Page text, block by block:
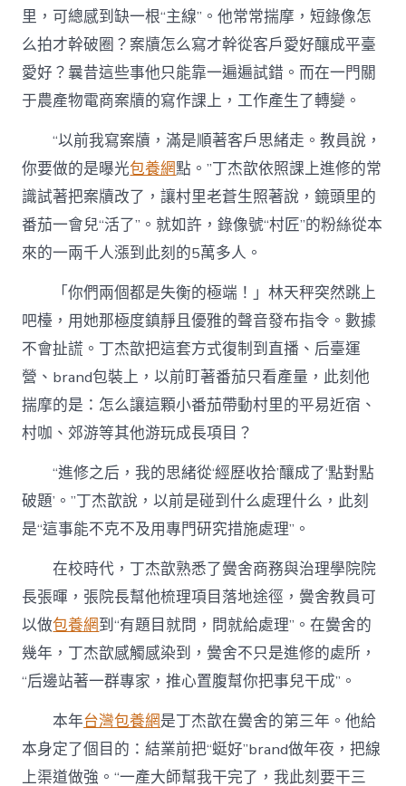
里，可總感到缺一根“主線”。他常常揣摩，短錄像怎
么拍才幹破圈？案牘怎么寫才幹從客戶愛好釀成平臺
愛好？曩昔這些事他只能靠一遍遍試錯。而在一門關
于農產物電商案牘的寫作課上，工作產生了轉變。
“以前我寫案牘，滿是順著客戶思緒走。教員說，
你要做的是曝光包養網點。”丁杰歆依照課上進修的常
識試著把案牘改了，讓村里老蒼生照著說，鏡頭里的
番茄一會兒“活了”。就如許，錄像號“村匠”的粉絲從本
來的一兩千人漲到此刻的5萬多人。
「你們兩個都是失衡的極端！」林天秤突然跳上
吧檯，用她那極度鎮靜且優雅的聲音發布指令。數據
不會扯謊。丁杰歆把這套方式復制到直播、后臺運
營、brand包裝上，以前盯著番茄只看產量，此刻他
揣摩的是：怎么讓這顆小番茄帶動村里的平易近宿、
村咖、郊游等其他游玩成長項目？
“進修之后，我的思緒從‘經歷收拾’釀成了‘點對點
破題’。”丁杰歆說，以前是碰到什么處理什么，此刻
是“這事能不克不及用專門研究措施處理”。
在校時代，丁杰歆熟悉了黌舍商務與治理學院院
長張暉，張院長幫他梳理項目落地途徑，黌舍教員可
以做包養網到“有題目就問，問就給處理”。在黌舍的
幾年，丁杰歆感觸感染到，黌舍不只是進修的處所，
“后邊站著一群專家，推心置腹幫你把事兒干成”。
本年台灣包養網是丁杰歆在黌舍的第三年。他給
本身定了個目的：結業前把“蜓好”brand做年夜，把線
上渠道做強。“一產大師幫我干完了，我此刻要干三